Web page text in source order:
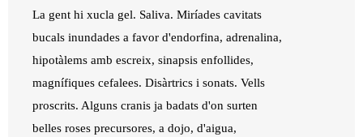
La gent hi xucla gel. Saliva. Miríades cavitats
bucals inundades a favor d'endorfina, adrenalina,
hipotàlems amb escreix, sinapsis enfollides,
magnífiques cefalees. Disàrtrics i sonats. Vells
proscrits. Alguns cranis ja badats d'on surten
belles roses precursores, a dojo, d'aigua,